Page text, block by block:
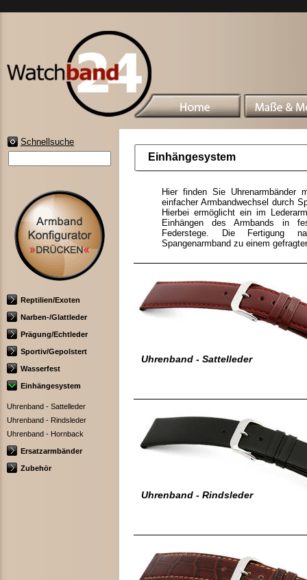
Schnellsuche
Reptilien/Exoten
Narben-/Glattleder
Prägung/Echtleder
Sportiv/Gepolstert
Wasserfest
Einhängesystem
Uhrenband - Sattelleder
Uhrenband - Rindsleder
Uhrenband - Hornback
Ersatzarmbänder
Zubehör
Einhängesystem
Hier finden Sie Uhrenarmbänder
einfacher Armbandwechsel durch
Hierbei ermöglicht ein im
Einhängen des Armbands in
Federstege. Die Fertigung
Spangenarmband zu einem
Uhrenband - Sattelleder
Uhrenband - Rindsleder